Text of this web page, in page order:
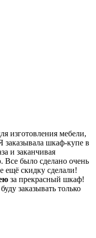
изготовления мебели,
шкаф-купе в
и заканчивая
было сделано очень
ещё скидку сделали!
за прекрасный шкаф!
заказывать только